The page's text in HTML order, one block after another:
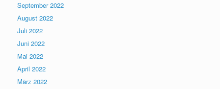
September 2022
August 2022
Juli 2022
Juni 2022
Mai 2022
April 2022
März 2022